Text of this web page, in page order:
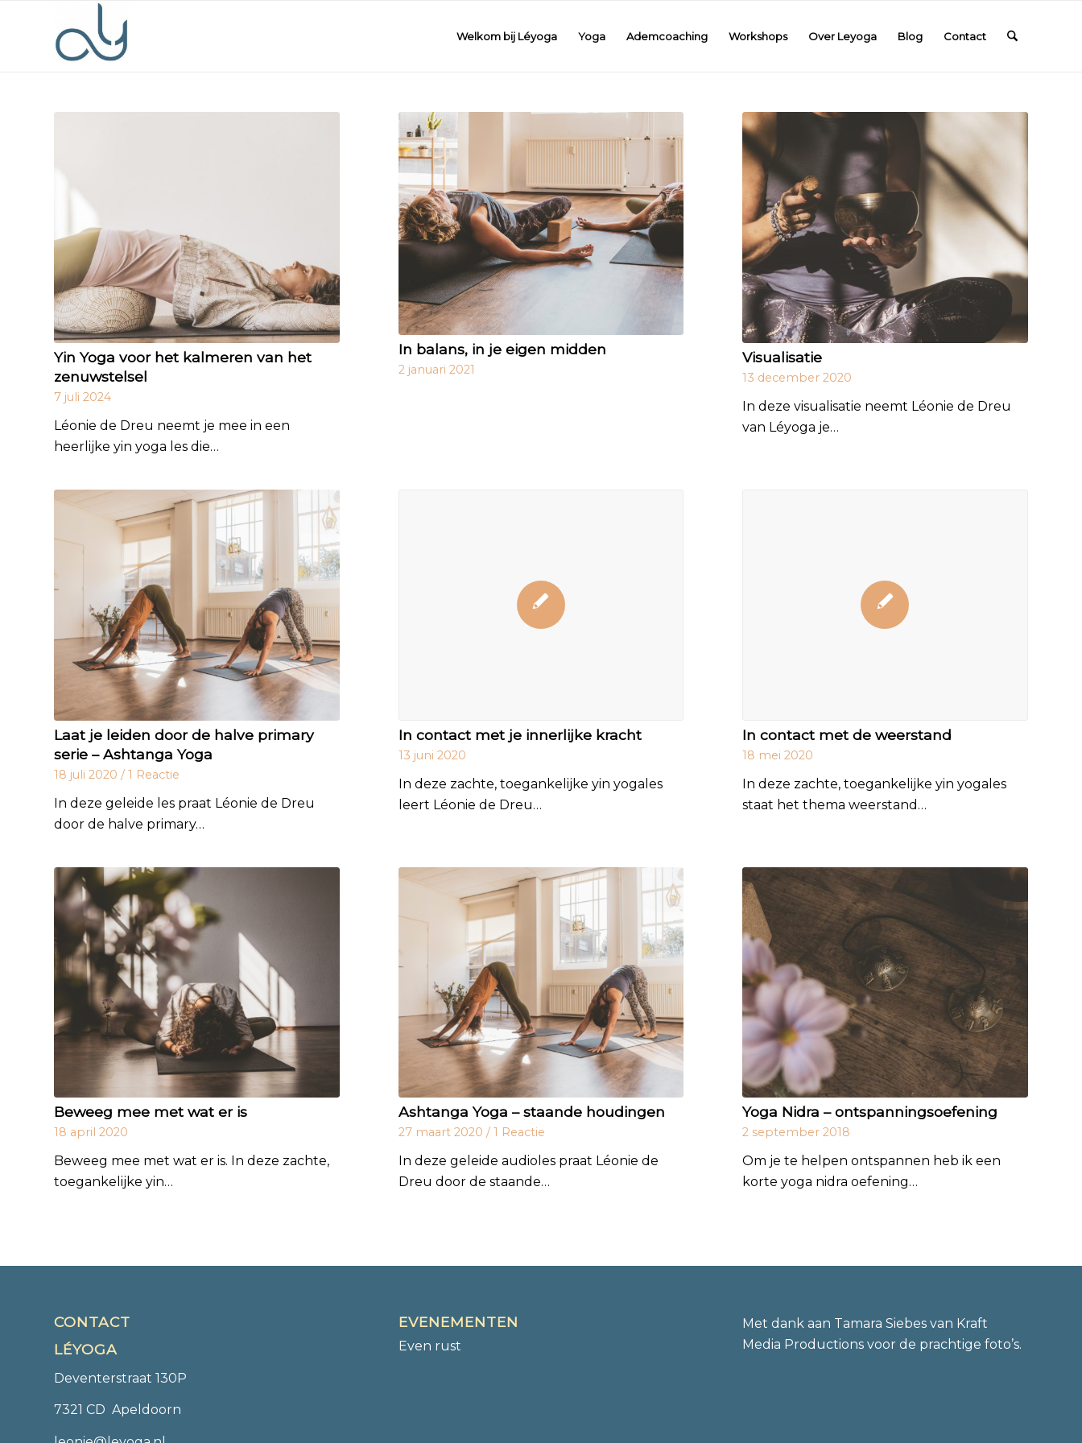
Welkom bij Léyoga Yoga Ademcoaching Workshops Over Leyoga Blog Contact
Yin Yoga voor het kalmeren van het
zenuwstelsel
7 juli 2024
Léonie de Dreu neemt je mee in een
heerlijke yin yoga les die…
In balans, in je eigen midden
2 januari 2021
Visualisatie
13 december 2020
In deze visualisatie neemt Léonie de Dreu
van Léyoga je…
Laat je leiden door de halve primary
serie – Ashtanga Yoga
18 juli 2020 / 1 Reactie
In deze geleide les praat Léonie de Dreu
door de halve primary…
In contact met je innerlijke kracht
13 juni 2020
In deze zachte, toegankelijke yin yogales
leert Léonie de Dreu…
In contact met de weerstand
18 mei 2020
In deze zachte, toegankelijke yin yogales
staat het thema weerstand…
Beweeg mee met wat er is
18 april 2020
Beweeg mee met wat er is. In deze zachte,
toegankelijke yin…
Ashtanga Yoga – staande houdingen
27 maart 2020 / 1 Reactie
In deze geleide audioles praat Léonie de
Dreu door de staande…
Yoga Nidra – ontspanningsoefening
2 september 2018
Om je te helpen ontspannen heb ik een
korte yoga nidra oefening…
CONTACT
LÉYOGA
Deventerstraat 130P
7321 CD Apeldoorn
EVENEMENTEN
Even rust
Met dank aan Tamara Siebes van Kraft
Media Productions voor de prachtige foto’s.